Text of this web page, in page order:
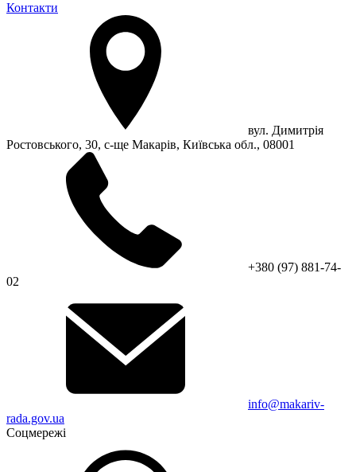
Контакти
вул. Димитрія
Ростовського, 30, с-ще Макарів, Київська обл., 08001
+380 (97) 881-74-
02
info@makariv-
rada.gov.ua
Соцмережі